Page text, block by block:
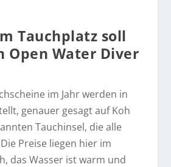
Tauchplatz soll
Open Water Diver
im Jahr werden in
genauer gesagt auf Koh
Tauchinsel, die alle
Preise liegen hier im
das Wasser ist warm und